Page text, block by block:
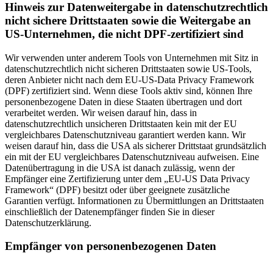
Hinweis zur Datenweitergabe in datenschutzrechtlich
nicht sichere Drittstaaten sowie die Weitergabe an
US-Unternehmen, die nicht DPF-zertifiziert sind
Wir verwenden unter anderem Tools von Unternehmen mit Sitz in
datenschutzrechtlich nicht sicheren Drittstaaten sowie US-Tools,
deren Anbieter nicht nach dem EU-US-Data Privacy Framework
(DPF) zertifiziert sind. Wenn diese Tools aktiv sind, können Ihre
personenbezogene Daten in diese Staaten übertragen und dort
verarbeitet werden. Wir weisen darauf hin, dass in
datenschutzrechtlich unsicheren Drittstaaten kein mit der EU
vergleichbares Datenschutzniveau garantiert werden kann. Wir
weisen darauf hin, dass die USA als sicherer Drittstaat grundsätzlich
ein mit der EU vergleichbares Datenschutzniveau aufweisen. Eine
Datenübertragung in die USA ist danach zulässig, wenn der
Empfänger eine Zertifizierung unter dem „EU-US Data Privacy
Framework“ (DPF) besitzt oder über geeignete zusätzliche
Garantien verfügt. Informationen zu Übermittlungen an Drittstaaten
einschließlich der Datenempfänger finden Sie in dieser
Datenschutzerklärung.
Empfänger von personenbezogenen Daten